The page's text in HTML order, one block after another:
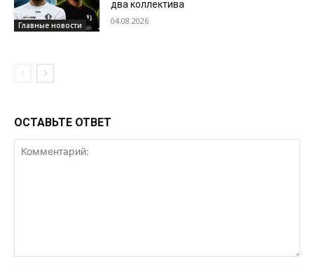
Главные новости
два коллектива
04.08.2026
ОСТАВЬТЕ ОТВЕТ